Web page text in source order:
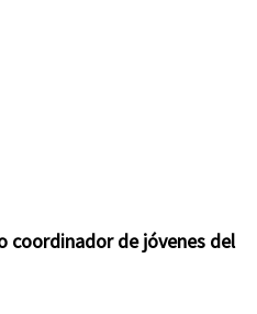
coordinador de jóvenes del